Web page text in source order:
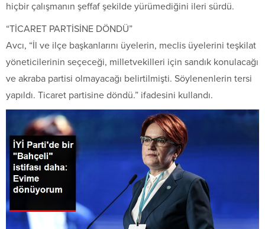
hiçbir çalışmanın şeffaf şekilde yürümediğini ileri sürdü.
“TİCARET PARTİSİNE DÖNDÜ”
Avcı, “İl ve ilçe başkanlarını üyelerin, meclis üyelerini teşkilat
yöneticilerinin seçeceği, milletvekilleri için sandık konulacağı
ve akraba partisi olmayacağı belirtilmişti. Söylenenlerin tersi
yapıldı. Ticaret partisine döndü.” ifadesini kullandı.